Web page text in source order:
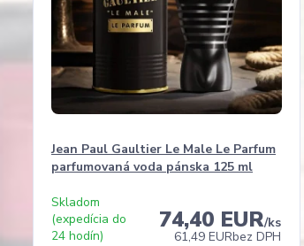
Jean Paul Gaultier Le Male Le Parfum
parfumovaná voda pánska 125 ml
74,40 EUR/ks
61,49 EURbez DPH
Skladom
(expedícia do
24 hodín)